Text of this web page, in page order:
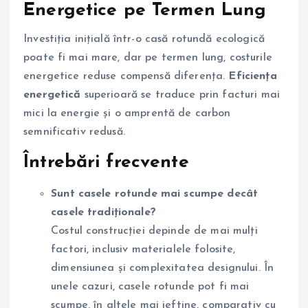
Energetice pe Termen Lung
Investiția inițială într-o casă rotundă ecologică
poate fi mai mare, dar pe termen lung, costurile
energetice reduse compensă diferența. Eficiența
energetică superioară se traduce prin facturi mai
mici la energie și o amprentă de carbon
semnificativ redusă.
Întrebări frecvente
Sunt casele rotunde mai scumpe decât
casele tradiționale?
Costul construcției depinde de mai mulți
factori, inclusiv materialele folosite,
dimensiunea și complexitatea designului. În
unele cazuri, casele rotunde pot fi mai
scumpe, în altele mai ieftine, comparativ cu